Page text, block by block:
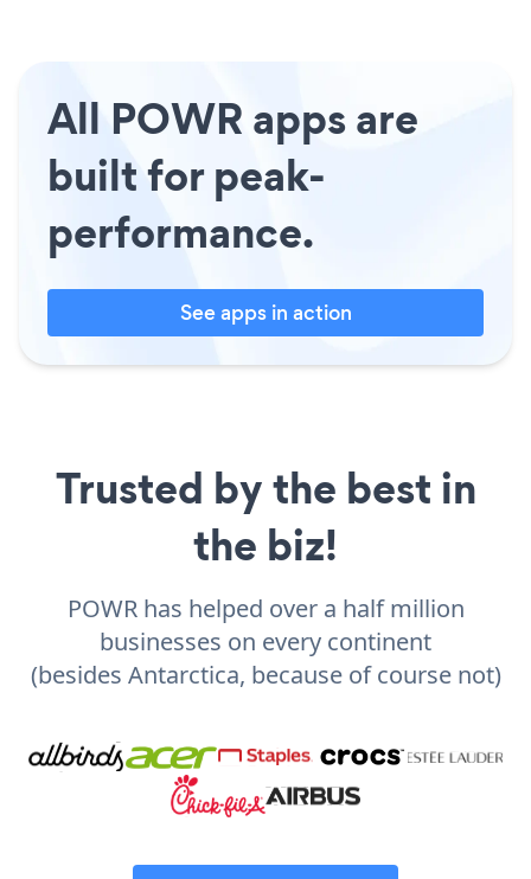
All POWR apps are
built for peak-
performance.
See apps in action
Trusted by the best in
the biz!
POWR has helped over a half million
businesses on every continent
(besides Antarctica, because of course not)